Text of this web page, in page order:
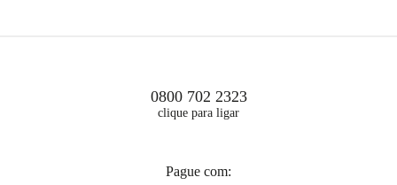
0800 702 2323
clique para ligar
Pague com: